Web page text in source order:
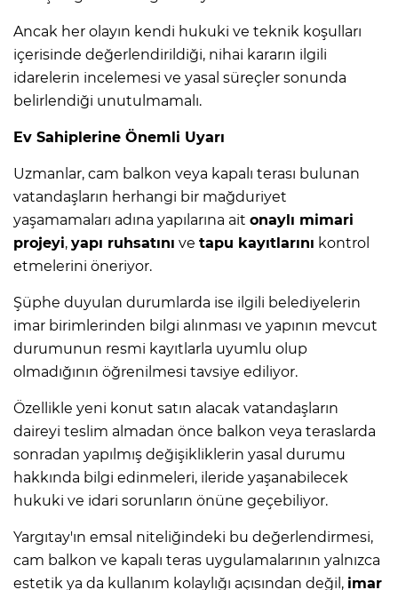
Ancak her olayın kendi hukuki ve teknik koşulları
içerisinde değerlendirildiği, nihai kararın ilgili
idarelerin incelemesi ve yasal süreçler sonunda
belirlendiği unutulmamalı.
Ev Sahiplerine Önemli Uyarı
Uzmanlar, cam balkon veya kapalı terası bulunan
vatandaşların herhangi bir mağduriyet
yaşamamaları adına yapılarına ait onaylı mimari
projeyi, yapı ruhsatını ve tapu kayıtlarını kontrol
etmelerini öneriyor.
Şüphe duyulan durumlarda ise ilgili belediyelerin
imar birimlerinden bilgi alınması ve yapının mevcut
durumunun resmi kayıtlarla uyumlu olup
olmadığının öğrenilmesi tavsiye ediliyor.
Özellikle yeni konut satın alacak vatandaşların
daireyi teslim almadan önce balkon veya teraslarda
sonradan yapılmış değişikliklerin yasal durumu
hakkında bilgi edinmeleri, ileride yaşanabilecek
hukuki ve idari sorunların önüne geçebiliyor.
Yargıtay'ın emsal niteliğindeki bu değerlendirmesi,
cam balkon ve kapalı teras uygulamalarının yalnızca
estetik ya da kullanım kolaylığı açısından değil, imar